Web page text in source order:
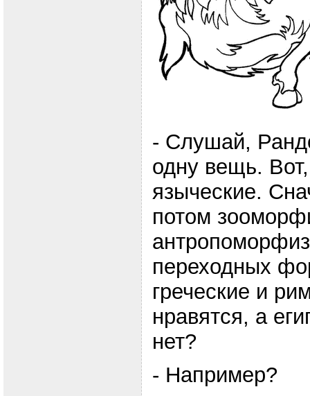
- Слушай,
одну вещь.
языческие.
потом
переходных
греческие и
нравятся, а
нет?
- Например?